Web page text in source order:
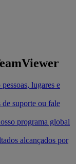
lugares e
suporte ou fale
programa global
alcançados por